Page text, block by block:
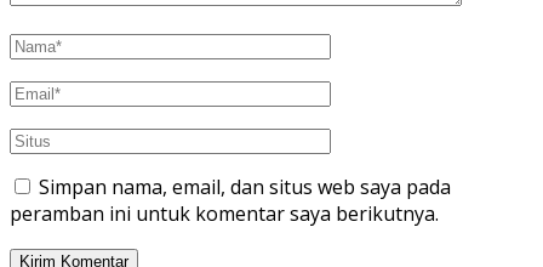
Simpan nama, email, dan situs web saya pada
peramban ini untuk komentar saya berikutnya.